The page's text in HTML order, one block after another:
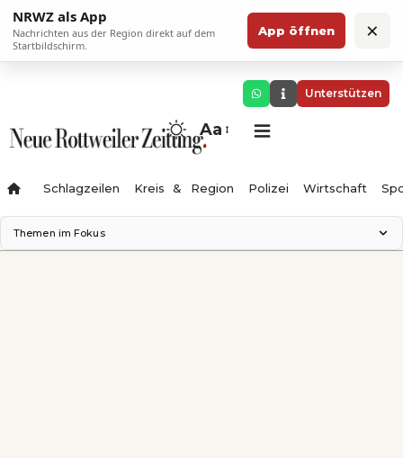
NRWZ als App
Nachrichten aus der Region direkt auf dem
Startbildschirm.
App öffnen ×
Unterstützen
Aa
Schlagzeilen Kreis & Region Polizei Wirtschaft
Themen im Fokus